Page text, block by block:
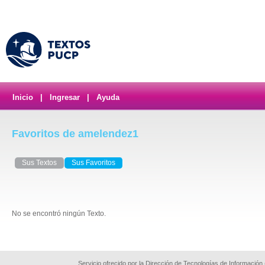
Inicio Ingresar Ayuda
Favoritos de amelendez1
Sus Textos Sus Favoritos
No se encontró ningún Texto.
Servicio ofrecido por la Dirección de Tecnologías de